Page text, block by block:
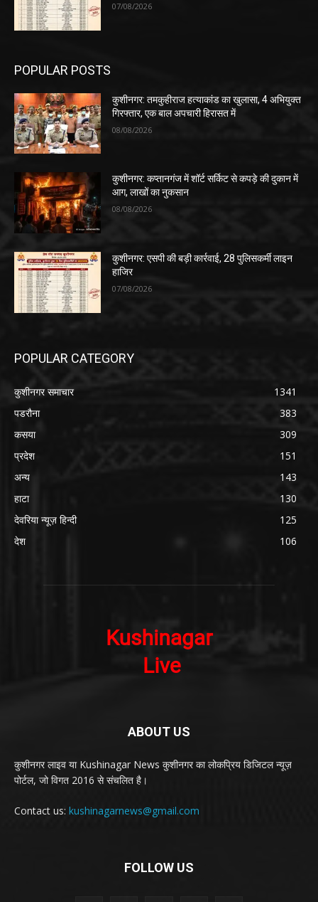
07/08/2026
POPULAR POSTS
कुशीनगर: तमकुहीराज हत्याकांड का खुलासा, 4 अभियुक्त
गिरफ्तार, एक बाल अपचारी हिरासत में
08/08/2026
कुशीनगर: कप्तानगंज में शॉर्ट सर्किट से कपड़े की दुकान में
आग, लाखों का नुकसान
08/08/2026
कुशीनगर: एसपी की बड़ी कार्रवाई, 28 पुलिसकर्मी लाइन
हाजिर
07/08/2026
POPULAR CATEGORY
कुशीनगर समाचार
1341
पडरौना
383
कसया
309
प्रदेश
151
अन्य
143
हाटा
130
देवरिया न्यूज़ हिन्दी
125
देश
106
ABOUT US
कुशीनगर लाइव या Kushinagar News कुशीनगर का लोकप्रिय डिजिटल न्यूज़
पोर्टल, जो विगत 2016 से संचलित है।
Contact us: kushinagarnews@gmail.com
FOLLOW US